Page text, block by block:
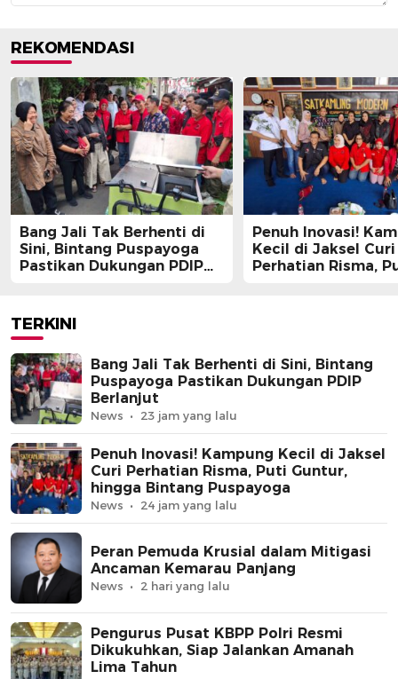
REKOMENDASI
Bang Jali Tak Berhenti di
Sini, Bintang Puspayoga
Pastikan Dukungan PDIP
Penuh Inovasi!
Kecil di Jaksel Curi
Perhatian Risma,
TERKINI
Bang Jali Tak Berhenti di Sini, Bintang
Puspayoga Pastikan Dukungan PDIP
Berlanjut
News 23 jam yang lalu
Penuh Inovasi! Kampung Kecil di Jaksel
Curi Perhatian Risma, Puti Guntur,
hingga Bintang Puspayoga
News 24 jam yang lalu
Peran Pemuda Krusial dalam Mitigasi
Ancaman Kemarau Panjang
News 2 hari yang lalu
Pengurus Pusat KBPP Polri Resmi
Dikukuhkan, Siap Jalankan Amanah
Lima Tahun